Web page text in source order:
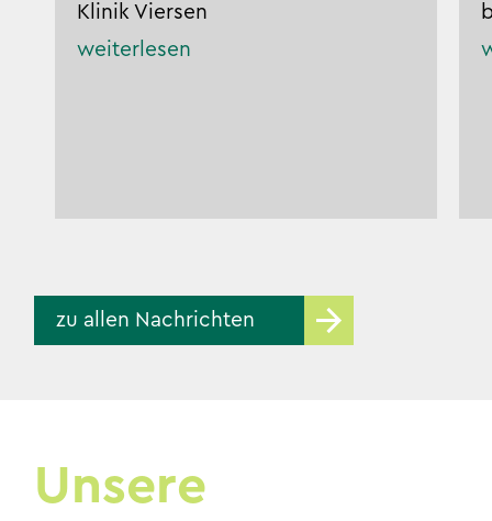
Klinik Viersen
weiterlesen
zu allen Nachrichten
Unsere